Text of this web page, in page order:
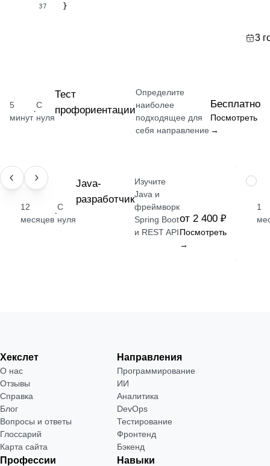
37
}
3
5
минут
·
С
нуля
Тест
профориентации
Определите
наиболее
подходящее для
себя направление
Бесплатно
Посмотреть
→
ПРОФЕССИЯ
12
месяцев
·
С
нуля
Java-
разработчик
Изучите
Java и
фреймворк
Spring Boot
и REST API
от 2 400 ₽
Посмотреть
→
1
Хекслет
О нас
Отзывы
Справка
Блог
Вопросы и ответы
Глоссарий
Карта сайта
Направления
Программирование
ИИ
Аналитика
DevOps
Тестирование
Фронтенд
Бэкенд
Профессии Навыки